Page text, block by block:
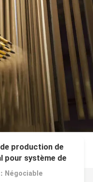
production de
pour système de
Négociable